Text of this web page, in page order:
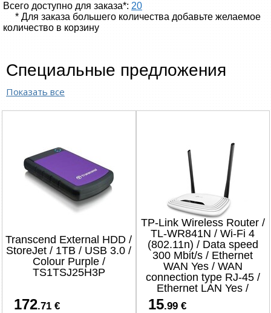
Всего доступно для заказа*: 20
* Для заказа большего количества добавьте желаемое
количество в корзину
Специальные предложения
Показать все
Transcend External HDD /
StoreJet / 1TB / USB 3.0 /
Colour Purple /
TS1TSJ25H3P
172.71 €
TP-Link Wireless Router /
TL-WR841N / Wi-Fi 4
(802.11n) / Data speed
300 Mbit/s / Ethernet
WAN Yes / WAN
connection type RJ-45 /
Ethernet LAN Yes /
4xLAN ports
15.99 €